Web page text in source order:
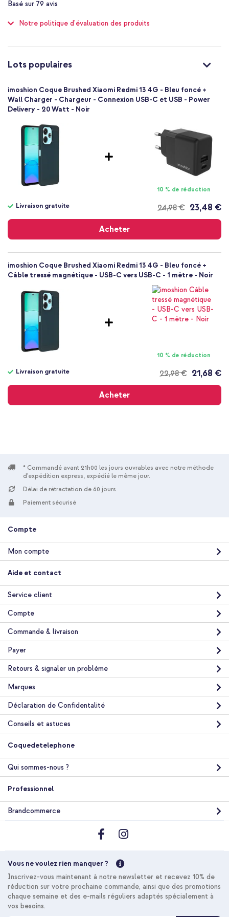
Vous êtes à la recherche d'une coque élégante pour votre
contre les chutes
Standard
8721064033873
SH00079569
Bleu foncé
of
Basé sur 79 avis
Notre politique d'évaluation des produits
Lots populaires
imoshion Coque Brushed Xiaomi Redmi 13 4G - Bleu foncé +
Wall Charger - Chargeur - Connexion USB-C et USB - Power
Delivery - 20 Watt - Noir
10 % de réduction
24,98 €
Livraison gratuite 23,48 €
Acheter
gratuite
imoshion Coque Brushed Xiaomi Redmi 13 4G - Bleu foncé +
Câble tressé magnétique - USB-C vers USB-C - 1 mètre - Noir
10 % de réduction
22,98 €
Livraison gratuite 21,68 €
Acheter
gratuite
* Commandé avant 21h00 les jours ouvrables avec notre méthode
d'expédition express, expédié le même jour.
Délai de rétractation de 60 jours
Paiement sécurisé
Compte
Mon compte
Aide et contact
Service client
Compte
Commande & livraison
Payer
Retours & signaler un problème
Marques
Déclaration de Confidentalité
Conseils et astuces
Coquedetelephone
Qui sommes-nous ?
Professionnel
Brandcommerce
Vous ne voulez rien manquer ?
Inscrivez-vous maintenant à notre newsletter et recevez 10% de
réduction sur votre prochaine commande, ainsi que des promotions
chaque semaine et des e-mails réguliers adaptés spécialement à
vos besoins.